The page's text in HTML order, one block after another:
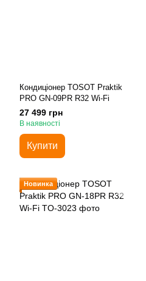
Кондиціонер TOSOT Praktik
PRO GN-09PR R32 Wi-Fi
27 499 грн
В наявності
Купити
Новинка